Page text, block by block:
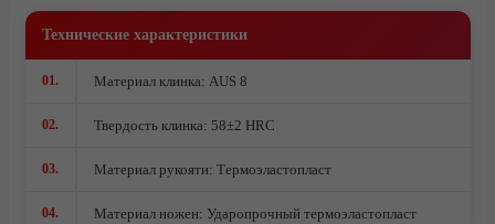
Городские
Комплектующие под производство ножей
Ножи кованые из стали 95Х18
Технические характеристики
01. Материал клинка: AUS 8
02. Твердость клинка: 58±2 HRC
03. Материал рукояти: Термоэластопласт
04. Материал ножен: Ударопрочный термоэластопласт